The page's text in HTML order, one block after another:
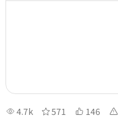
4.7k 571 146